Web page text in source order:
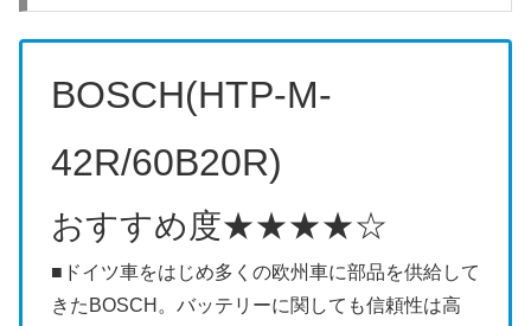
BOSCH(HTP-M-
42R/60B20R)
おすすめ度★★★★☆
■ドイツ車をはじめ多くの欧州車に部品を供給して
きたBOSCH。バッテリーに関しても信頼性は高